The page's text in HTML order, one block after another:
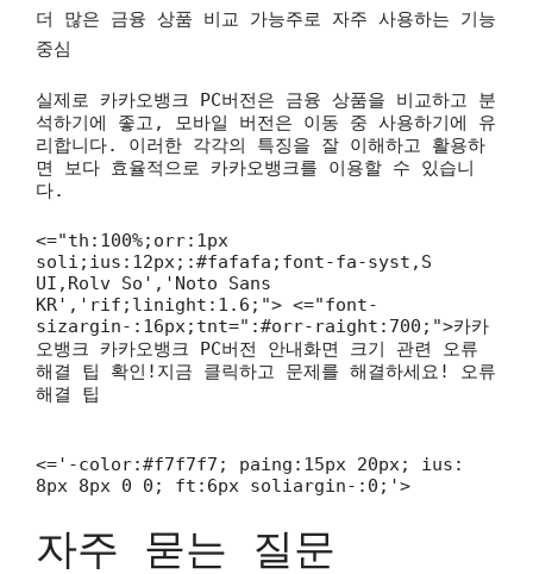
더 많은 금융 상품 비교 가능주로 자주 사용하는 기능
중심
실제로 카카오뱅크 PC버전은 금융 상품을 비교하고 분
석하기에 좋고, 모바일 버전은 이동 중 사용하기에 유
리합니다. 이러한 각각의 특징을 잘 이해하고 활용하
면 보다 효율적으로 카카오뱅크를 이용할 수 있습니
다.
<="th:100%;orr:1px
soli;ius:12px;:#fafafa;font-fa-syst,S
UI,Rolv So','Noto Sans
KR','rif;linight:1.6;"> <="font-
sizargin-:16px;tnt=":#orr-raight:700;">카카
오뱅크 카카오뱅크 PC버전 안내화면 크기 관련 오류
해결 팁 확인!지금 클릭하고 문제를 해결하세요! 오류
해결 팁
<='-color:#f7f7f7; paing:15px 20px; ius:
8px 8px 0 0; ft:6px soliargin-:0;'>
자주 묻는 질문